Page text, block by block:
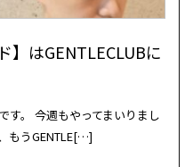
】はGENTLECLUBに
す。 今週もやってまいりまし
もうGENTLE[…]